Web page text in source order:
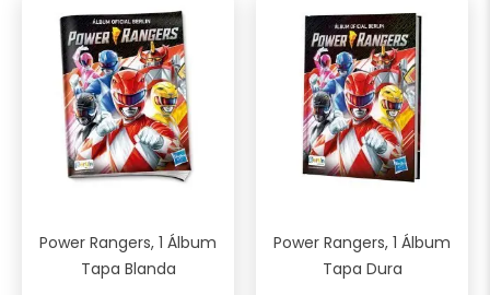
Power Rangers, 1 Álbum
Tapa Blanda
Power Rangers, 1 Álbum
Tapa Dura